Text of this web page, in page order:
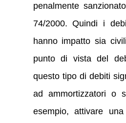
penalmente
74/2000. Quindi i
hanno impatto sia
punto di vista del
questo tipo di debiti
ad ammortizzatori o
esempio, attivare